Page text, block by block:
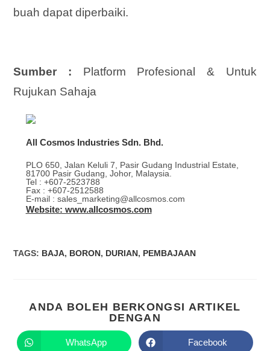
buah dapat diperbaiki.
Sumber : Platform Profesional & Untuk
Rujukan Sahaja
All Cosmos Industries Sdn. Bhd.
PLO 650, Jalan Keluli 7, Pasir Gudang Industrial Estate,
81700 Pasir Gudang, Johor, Malaysia.
Tel : +607-2523788
Fax : +607-2512588
E-mail : sales_marketing@allcosmos.com
Website: www.allcosmos.com
TAGS: BAJA, BORON, DURIAN, PEMBAJAAN
ANDA BOLEH BERKONGSI ARTIKEL
DENGAN
WhatsApp Facebook